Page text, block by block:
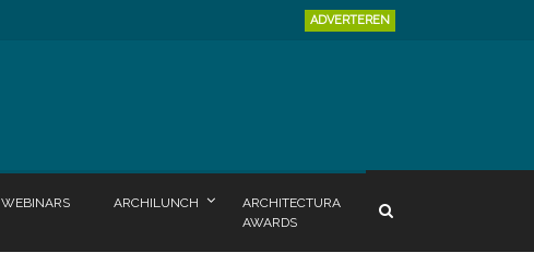
ADVERTEREN
WEBINARS ARCHILUNCH
ARCHITECTURA
AWARDS